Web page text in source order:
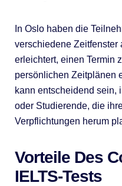
In Oslo haben die
verschiedene Zeitfenster
erleichtert, einen Termin
persönlichen Zeitplänen
kann entscheidend sein,
oder Studierende, die
Verpflichtungen herum
Vorteile Des
IELTS-Tests